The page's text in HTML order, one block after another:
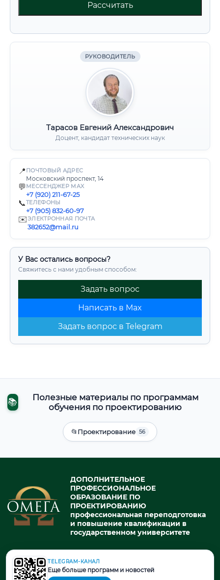
Рассчитать
РУКОВОДИТЕЛЬ
Тарасов Евгений Александрович
Доцент, кандидат технических наук
📍 ПОЧТОВЫЙ АДРЕС
Московский проспект, 14
💬 МЕССЕНДЖЕР MAX
+7 (920) 211-67-25
📞ТЕЛЕФОНЫ
+7 (905) 832-60-97
✉️ЭЛЕКТРОННАЯ ПОЧТА
382652@mail.ru
У Вас остались вопросы?
Свяжитесь с нами удобным способом:
Задать вопрос
Написать в Max
Задать вопрос в Telegram
📚
Полезные материалы по программам
обучения по проектированию
📂Проектирование 56
ДОПОЛНИТЕЛЬНОЕ
ПРОФЕССИОНАЛЬНОЕ
ОБРАЗОВАНИЕ ПО
ПРОЕКТИРОВАНИЮ
профессиональная переподготовка
и повышение квалификации в
государственном университете
© 2026. При использовании материалов портала активная ссылка
на источник обязательна.
TELEGRAM-КАНАЛ
Еще больше программ и новостей